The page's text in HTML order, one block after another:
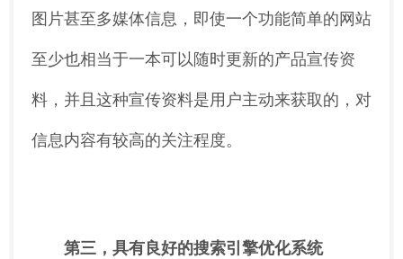
图片甚至多媒体信息，即使一个功能简单的网站
至少也相当于一本可以随时更新的产品宣传资
料，并且这种宣传资料是用户主动来获取的，对
信息内容有较高的关注程度。
第三，具有良好的搜索引擎优化系统